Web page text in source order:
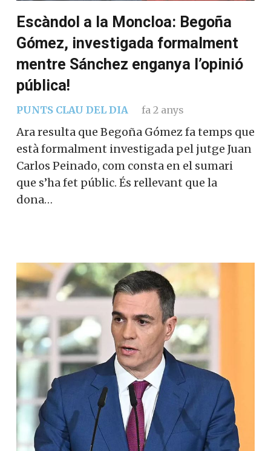
Escàndol a la Moncloa: Begoña
Gómez, investigada formalment
mentre Sánchez enganya l’opinió
pública!
PUNTS CLAU DEL DIA fa 2 anys
Ara resulta que Begoña Gómez fa temps que
està formalment investigada pel jutge Juan
Carlos Peinado, com consta en el sumari
que s’ha fet públic. És rellevant que la
dona…